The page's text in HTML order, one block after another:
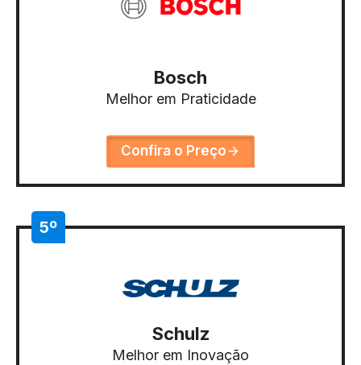
Bosch
Melhor em Praticidade
Confira o Preço
5º
Schulz
Melhor em Inovação